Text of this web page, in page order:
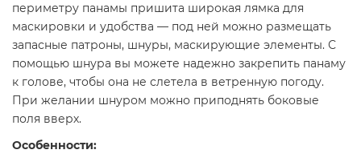
периметру панамы пришита широкая лямка для
маскировки и удобства — под ней можно размещать
запасные патроны, шнуры, маскирующие элементы. С
помощью шнура вы можете надежно закрепить панаму
к голове, чтобы она не слетела в ветренную погоду.
При желании шнуром можно приподнять боковые
поля вверх.
Особенности: